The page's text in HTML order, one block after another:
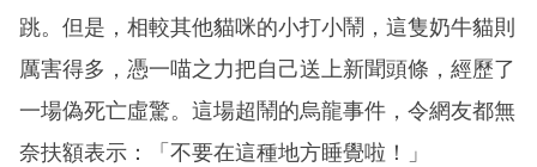
跳。但是，相較其他貓咪的小打小鬧，這隻奶牛貓則
厲害得多，憑一喵之力把自己送上新聞頭條，經歷了
一場偽死亡虛驚。這場超鬧的烏龍事件，令網友都無
奈扶額表示：「不要在這種地方睡覺啦！」